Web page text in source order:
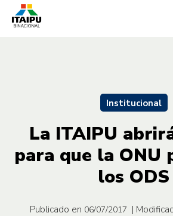
Institucional
La ITAIPU
para que la ONU
los ODS
Publicado en 06/07/2017 |